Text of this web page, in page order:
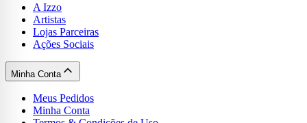
A Izzo
Artistas
Lojas Parceiras
Ações Sociais
Minha Conta
Meus Pedidos
Minha Conta